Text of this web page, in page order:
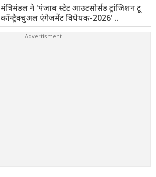
मंत्रिमंडल ने 'पंजाब स्टेट आउटसोर्सड ट्रांजिशन टू
कॉन्ट्रैक्चुअल एंगेजमेंट विधेयक-2026' ..